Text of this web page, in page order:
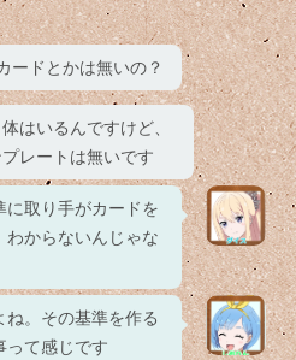
ードとかは無いの？
はいるんですけど、
レートは無いです
に取り手がカードを
わからないんじゃな
ね。その基準を作る
って感じです